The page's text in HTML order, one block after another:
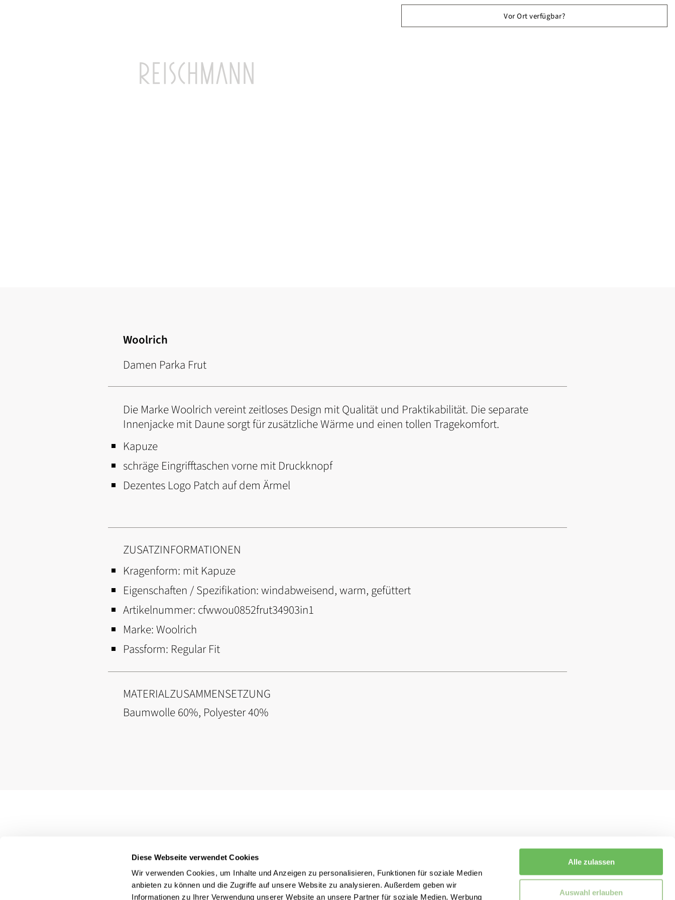
Diese Webseite verwendet Cookies
Wir verwenden Cookies, um Inhalte und Anzeigen zu personalisieren, Funktionen für soziale Medien
anbieten zu können und die Zugriffe auf unsere Website zu analysieren. Außerdem geben wir
Informationen zu Ihrer Verwendung unserer Website an unsere Partner für soziale Medien, Werbung
Alle zulassen
Auswahl erlauben
Vor Ort verfügbar?
Woolrich
Damen Parka Frut
Die Marke Woolrich vereint zeitloses Design mit Qualität und Praktikabilität. Die separate
Innenjacke mit Daune sorgt für zusätzliche Wärme und einen tollen Tragekomfort.
Kapuze
schräge Eingrifftaschen vorne mit Druckknopf
Dezentes Logo Patch auf dem Ärmel
ZUSATZINFORMATIONEN
Kragenform: mit Kapuze
Eigenschaften / Spezifikation:windabweisend, warm, gefüttert
Artikelnummer: cfwwou0852frut34903in1
Marke:Woolrich
Passform: Regular Fit
MATERIALZUSAMMENSETZUNG
Baumwolle 60%, Polyester 40%